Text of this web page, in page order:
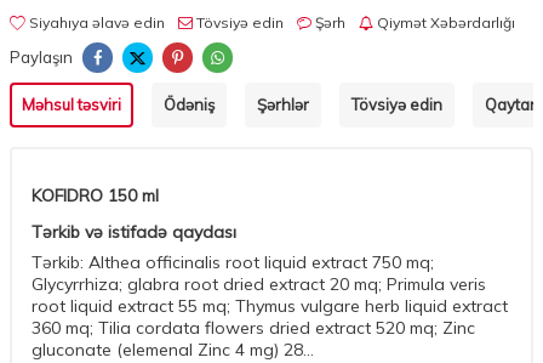
Siyahıya əlavə edin Tövsiyə edin Şərh Qiymət Xəbərdarlığı
Paylaşın
Məhsul təsviri Ödəniş Şərhlər Tövsiyə edin
KOFIDRO 150 ml
Tərkib və istifadə qaydası
Tərkib: Althea officinalis root liquid extract 750 mq;
Glycyrrhiza; glabra root dried extract 20 mq; Primula veris
root liquid extract 55 mq; Thymus vulgare herb liquid extract
360 mq; Tilia cordata flowers dried extract 520 mq; Zinc
gluconate (elemenal Zinc 4 mg) 28...